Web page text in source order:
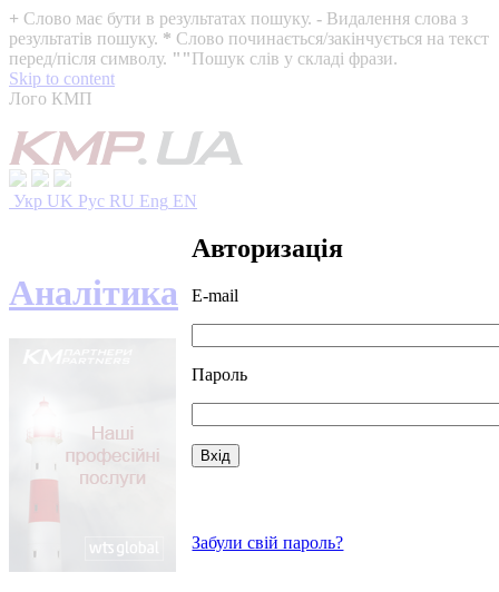
+ Слово має бути в результатах пошуку. - Видалення слова з
результатів пошуку. * Слово починається/закінчується на текст
перед/після символу. ""Пошук слів у складі фрази.
Skip to content
Лого КМП
Укр UK Рус RU Eng EN
Авторизація
E-mail
Пароль
Забули свій пароль?
Аналітика